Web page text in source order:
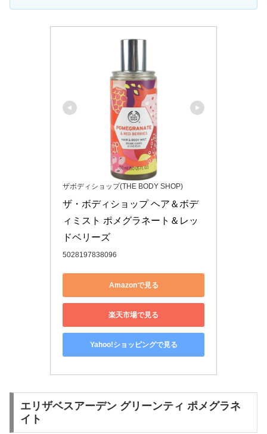
ザボディショップ(THE BODY SHOP)
ザ・ボディショップ ヘア＆ボデ
ィミスト ポメグラネート＆レッ
ドベリーズ
5028197838096
Amazonで見る
楽天市場で見る
Yahoo!ショッピングで見る
エリザベスアーデン グリーンティ ポメグラネ
イト